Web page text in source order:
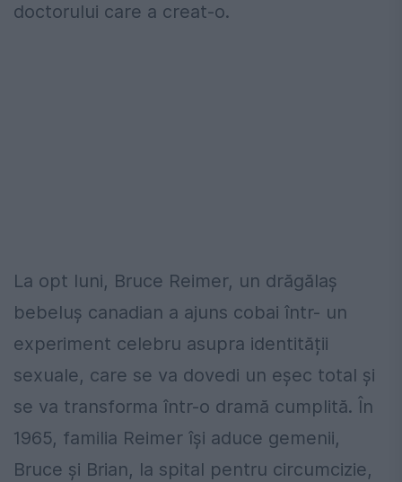
doctorului care a creat-o.
La opt luni, Bruce Reimer, un drăgălaș
bebeluș canadian a ajuns cobai într- un
experiment celebru asupra identității
sexuale, care se va dovedi un eșec total și
se va transforma într-o dramă cumplită. În
1965, familia Reimer își aduce gemenii,
Bruce și Brian, la spital pentru circumcizie,